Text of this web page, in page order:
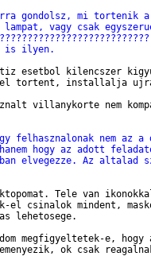
gondolsz, mi tortenik a
vagy csak
is ilyen.
tiz esetbol kilencszer
tortent, installalja
villanykorte nem
felhasznalonak nem az
hogy az adott
elvegezze. Az
Tele van
csinalok mindent,
lehetosege.
megfigyeltetek-e,
ok csak